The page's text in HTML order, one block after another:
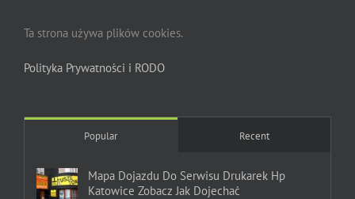
Ta strona używa plików cookies.
Polityka Prywatności i RODO
Popular Recent
Mapa Dojazdu Do Serwisu Drukarek Hp
Katowice Zobacz Jak Dojechać